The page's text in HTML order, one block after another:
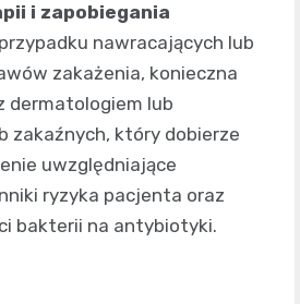
i zapobiegania
przypadku nawracających lub
zakażenia, konieczna
dermatologiem lub
zakaźnych, który dobierze
uwzględniające
ryzyka pacjenta oraz
bakterii na antybiotyki.